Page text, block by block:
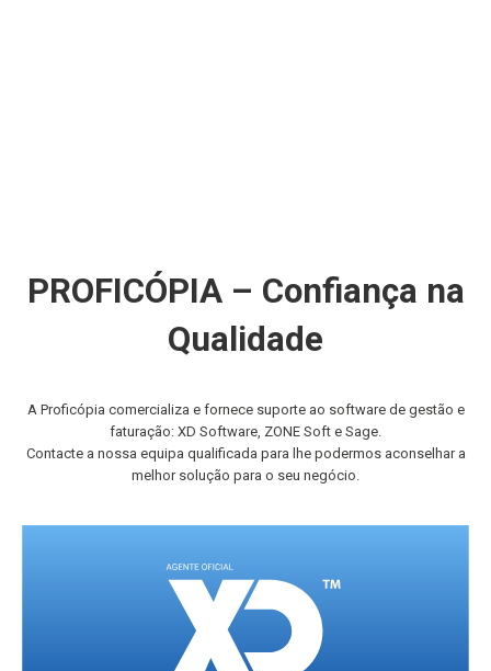
PROFICÓPIA – Confiança na
Qualidade
A Proficópia comercializa e fornece suporte ao software de gestão e
faturação: XD Software, ZONE Soft e Sage.
Contacte a nossa equipa qualificada para lhe podermos aconselhar a
melhor solução para o seu negócio.